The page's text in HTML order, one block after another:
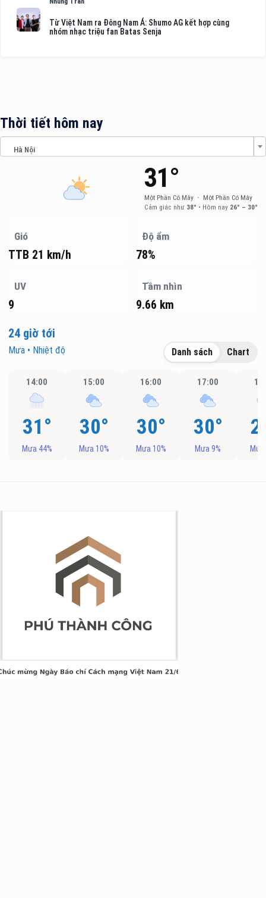
Từ Việt Nam ra Đông Nam Á: Shumo AG kết hợp cùng
nhóm nhạc triệu fan Batas Senja
Thời tiết hôm nay
Hà Nội
31°
Một Phần Có Mây • Một Phần Có Mây
Cảm giác như 38° • Hôm nay 26° – 30°
Gió
TTB 21 km/h
Độ ẩm
78%
UV
9
Tầm nhìn
9.66 km
24 giờ tới
Mưa • Nhiệt độ Danh sách Chart
14:00
31°
Mưa 44%
15:00
30°
Mưa 10%
16:00
30°
Mưa 10%
17:00
30°
Mưa 9%